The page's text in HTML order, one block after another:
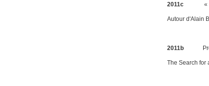
2011c«
Autour d'Alain
2011b
The Search for